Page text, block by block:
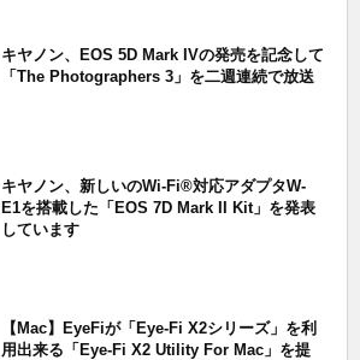
キヤノン、EOS 5D Mark IVの発売を記念して
「The Photographers 3」を二週連続で放送
キヤノン、新しいのWi-Fi®対応アダプタW-
E1を搭載した「EOS 7D Mark II Kit」を発表
しています
【Mac】EyeFiが「Eye-Fi X2シリーズ」を利
用出来る「Eye-Fi X2 Utility For Mac」を提